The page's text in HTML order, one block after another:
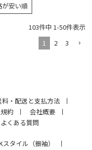
が安い順
103件中 1-50件表示
1
2 3
料・配送と支払方法
約
会社概要
よくある質問
スタイル（振袖）